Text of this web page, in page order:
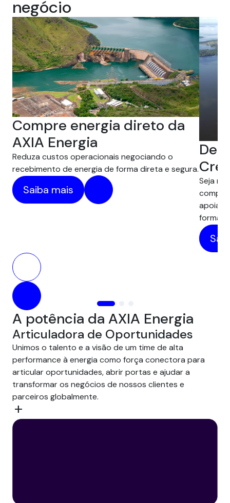
negócio
Compre energia direto da
AXIA Energia
Reduza custos operacionais negociando o
recebimento de energia de forma direta e segura.
Saiba mais
Seja
apoiam
forma
A potência da AXIA Energia
Articuladora de Oportunidades
Unimos o talento e a visão de um time de alta
performance à energia como força conectora para
articular oportunidades, abrir portas e ajudar a
transformar os negócios de nossos clientes e
parceiros globalmente.
add